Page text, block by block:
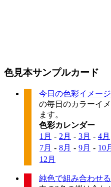
色見本サンプルカード
今日の色彩イメージ
の毎日のカラーイ
ます。
色彩カレンダー
1月 - 2月 - 3月 - 4月
7月 - 8月 - 9月 - 10
12月
純色で組み合わせ